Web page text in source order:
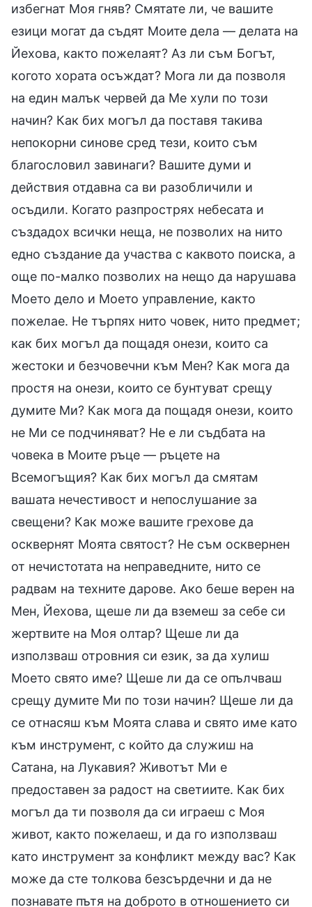
избегнат Моя гняв? Смятате ли, че вашите
езици могат да съдят Моите дела — делата на
Йехова, както пожелаят? Аз ли съм Богът,
когото хората осъждат? Мога ли да позволя
на един малък червей да Ме хули по този
начин? Как бих могъл да поставя такива
непокорни синове сред тези, които съм
благословил завинаги? Вашите думи и
действия отдавна са ви разобличили и
осъдили. Когато разпрострях небесата и
създадох всички неща, не позволих на нито
едно създание да участва с каквото поиска, а
още по-малко позволих на нещо да нарушава
Моето дело и Моето управление, както
пожелае. Не търпях нито човек, нито предмет;
как бих могъл да пощадя онези, които са
жестоки и безчовечни към Мен? Как мога да
простя на онези, които се бунтуват срещу
думите Ми? Как мога да пощадя онези, които
не Ми се подчиняват? Не е ли съдбата на
човека в Моите ръце — ръцете на
Всемогъщия? Как бих могъл да смятам
вашата нечестивост и непослушание за
свещени? Как може вашите грехове да
осквернят Моята святост? Не съм осквернен
от нечистотата на неправедните, нито се
радвам на техните дарове. Ако беше верен на
Мен, Йехова, щеше ли да вземеш за себе си
жертвите на Моя олтар? Щеше ли да
използваш отровния си език, за да хулиш
Моето свято име? Щеше ли да се опълчваш
срещу думите Ми по този начин? Щеше ли да
се отнасяш към Моята слава и свято име като
към инструмент, с който да служиш на
Сатана, на Лукавия? Животът Ми е
предоставен за радост на светиите. Как бих
могъл да ти позволя да си играеш с Моя
живот, както пожелаеш, и да го използваш
като инструмент за конфликт между вас? Как
може да сте толкова безсърдечни и да не
познавате пътя на доброто в отношението си